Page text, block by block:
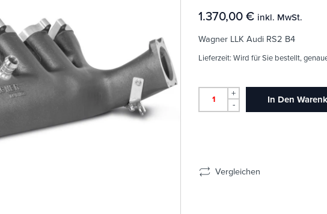
1.370,00 € inkl. MwSt.
Wagner LLK Audi RS2 B4
Lieferzeit: Wird für Sie bestellt,
+
-
In Den
Vergleichen